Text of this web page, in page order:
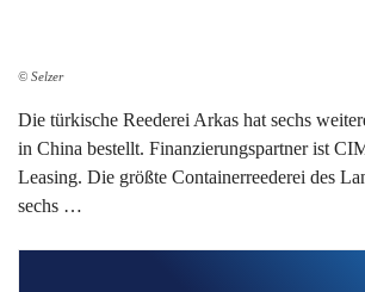
© Selzer
Die türkische Reederei Arkas hat sechs
in China bestellt. Finanzierungspartner ist
Leasing. Die größte Containerreederei des
sechs …